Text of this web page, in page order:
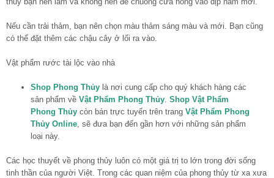
Nếu cần trải thảm, bạn nên chọn màu thảm sáng màu và mới. Bạn cũng
có thể đặt thêm các chậu cây ở lối ra vào.
Vật phẩm rước tài lộc vào nhà
Shop Phong Thủy là nơi cung cấp cho quý khách hàng các
sản phẩm về Vật Phẩm Phong Thủy Shop Vật Phẩm
Phong Thủy còn bán trực tuyến trên trang Vật Phẩm Phong
Thủy Online , sẽ đưa bạn đến gần hơn với những sản phẩm
loại này.
Các học thuyết về phong thủy luôn có một giá trị to lớn trong đời sống
tinh thần của người Việt. Trong các quan niệm của phong thủy từ xa xưa